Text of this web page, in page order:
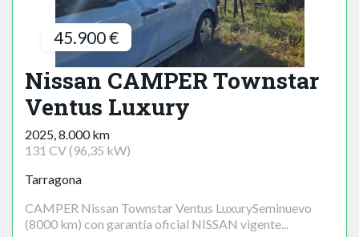
45.900 €
Nissan CAMPER Townstar
Ventus Luxury
2025, 8.000 km
131 CV (96,35 kW)
Tarragona
CAMPER Nissan Townstar Ventus LuxurySeminuevo
(8000 km) con garantía oficial NISSAN vigente...